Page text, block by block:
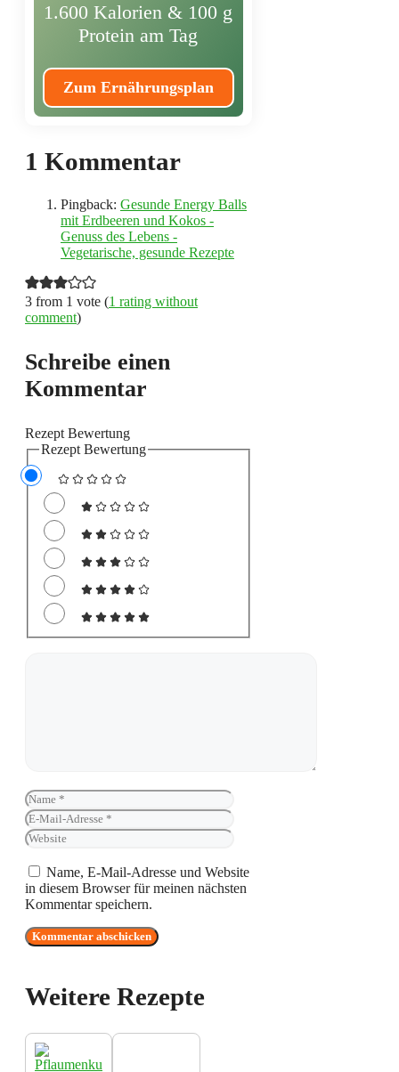
1.600 Kalorien & 100 g
Protein am Tag
Zum Ernährungsplan
1 Kommentar
Pingback: Gesunde Energy Balls
mit Erdbeeren und Kokos -
Genuss des Lebens -
Vegetarische, gesunde Rezepte
3 from 1 vote (1 rating without
comment)
Schreibe einen
Kommentar
Rezept Bewertung
Rezept Bewertung
Name
Name, E-Mail-Adresse und Website
in diesem Browser für meinen nächsten
Kommentar speichern.
Weitere Rezepte